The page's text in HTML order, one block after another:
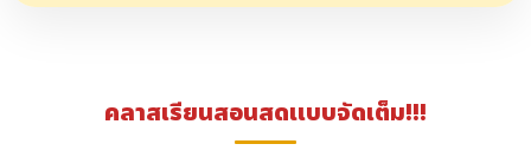
คลาสเรียนสอนสดแบบจัดเต็ม!!!